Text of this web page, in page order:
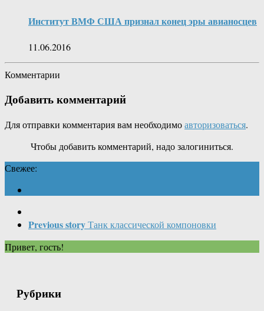
Институт ВМФ США признал конец эры авианосцев
11.06.2016
Комментарии
Добавить комментарий
Для отправки комментария вам необходимоавторизоваться.
Чтобы добавить комментарий, надо залогиниться.
Свежее:
Previous storyТанк классической компоновки
Привет, гость!
Рубрики